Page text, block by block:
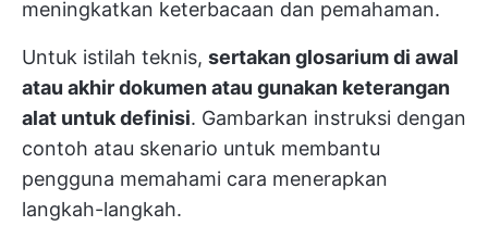
meningkatkan keterbacaan dan pemahaman.
Untuk istilah teknis, sertakan glosarium di awal
atau akhir dokumen atau gunakan keterangan
alat untuk definisi. Gambarkan instruksi dengan
contoh atau skenario untuk membantu
pengguna memahami cara menerapkan
langkah-langkah.